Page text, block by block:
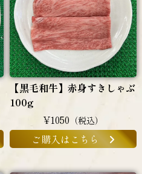
【黒毛和牛】赤身すきしゃぶ
100g
¥1050 （税込）
ご購入はこちら